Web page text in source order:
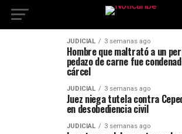
JUDICIAL 3 semanas ago
Hombre que maltrató a un
pedazo de carne fue
cárcel
JUDICIAL 3 semanas ago
Juez niega tutela contra
en desobediencia civil
JUDICIAL 3 semanas ago